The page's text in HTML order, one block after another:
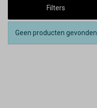
Filters
Geen producten gevonden